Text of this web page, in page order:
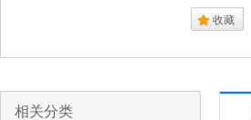
. 收藏
相关分类